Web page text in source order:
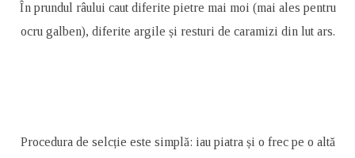
În prundul râului caut diferite pietre mai moi (mai ales pentru
ocru galben), diferite argile și resturi de caramizi din lut ars.
Procedura de selcție este simplă: iau piatra și o frec pe o altă